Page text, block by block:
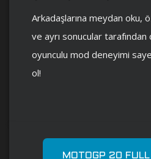
Arkadaşlarına meydan oku,
ve ayrı sonucular
oyunculu mod deneyimi
ol!
MOTOGP 20